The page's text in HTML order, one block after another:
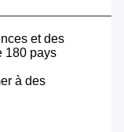
et des
180 pays
à des